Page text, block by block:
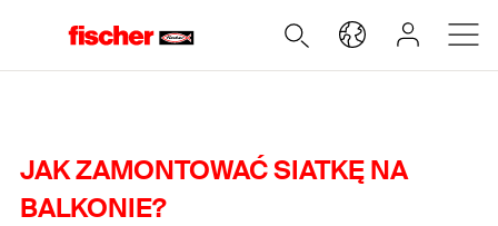
JAK ZAMONTOWAĆ SIATKĘ NA
BALKONIE?